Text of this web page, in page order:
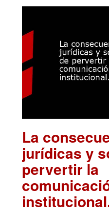
La
jurídicas y
pervertir la